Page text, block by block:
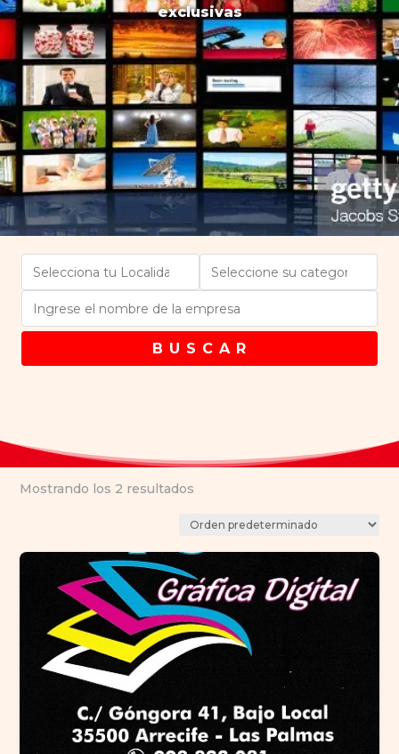
exclusivas
B U S C A R
Mostrando los 2 resultados